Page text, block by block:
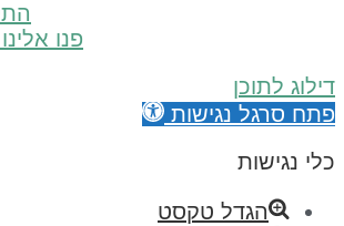
התקשרו
פנו אלינו
נגישות
טקסט